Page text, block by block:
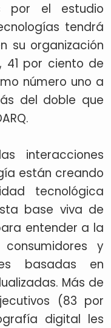
por el estudio
tendrá
su organización
41 por ciento de
número uno a
del doble que
las interacciones
están creando
tecnológica
base viva de
entender a la
y
basadas en
Más de
(83 por
digital les